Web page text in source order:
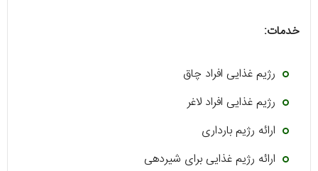
خدمات:
رژیم غذایی افراد چاق
رژیم غذایی افراد لاغر
ارائه رژیم بارداری
ارائه رژیم غذایی برای شیردهی